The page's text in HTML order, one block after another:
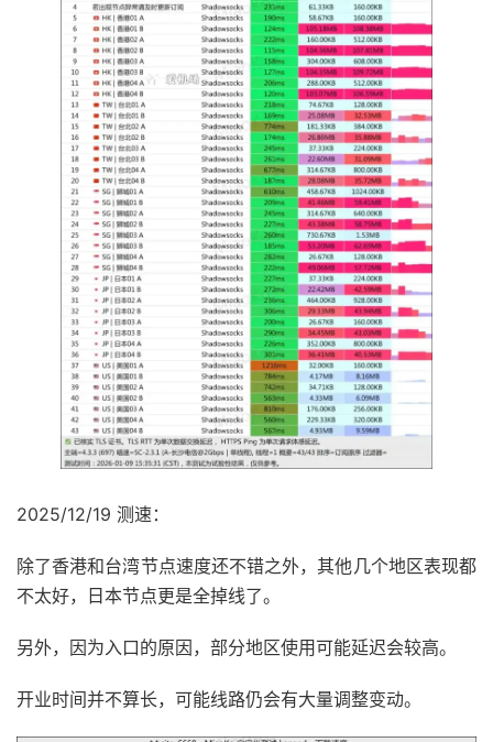
2025/12/19 测速：
除了香港和台湾节点速度还不错之外，其他几个地区表现都
不太好，日本节点更是全掉线了。
另外，因为入口的原因，部分地区使用可能延迟会较高。
开业时间并不算长，可能线路仍会有大量调整变动。